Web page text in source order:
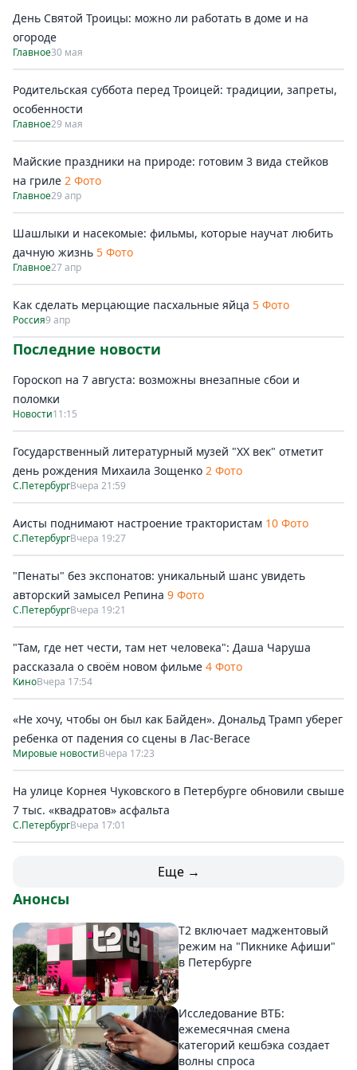
День Святой Троицы: можно ли работать в доме и на
огороде
Главное30 мая
Родительская суббота перед Троицей: традиции, запреты,
особенности
Главное29 мая
Майские праздники на природе: готовим 3 вида стейков
на гриле 2 Фото
Главное29 апр
Шашлыки и насекомые: фильмы, которые научат любить
дачную жизнь 5 Фото
Главное27 апр
Как сделать мерцающие пасхальные яйца 5 Фото
Россия9 апр
Последние новости
Гороскоп на 7 августа: возможны внезапные сбои и
поломки
Новости11:15
Государственный литературный музей "ХХ век" отметит
день рождения Михаила Зощенко 2 Фото
С.ПетербургВчера 21:59
Аисты поднимают настроение трактористам 10 Фото
С.ПетербургВчера 19:27
"Пенаты" без экспонатов: уникальный шанс увидеть
авторский замысел Репина 9 Фото
С.ПетербургВчера 19:21
"Там, где нет чести, там нет человека": Даша Чаруша
рассказала о своём новом фильме 4 Фото
КиноВчера 17:54
«Не хочу, чтобы он был как Байден». Дональд Трамп уберег
ребенка от падения со сцены в Лас-Вегасе
Мировые новостиВчера 17:23
На улице Корнея Чуковского в Петербурге обновили свыше
7 тыс. «квадратов» асфальта
С.ПетербургВчера 17:01
Еще →
Анонсы
Т2 включает маджентовый
режим на "Пикнике Афиши"
в Петербурге
Исследование ВТБ:
ежемесячная смена
категорий кешбэка создает
волны спроса